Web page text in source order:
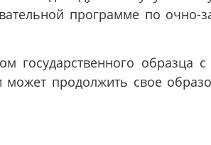
программе по
государственного образца
продолжить свое